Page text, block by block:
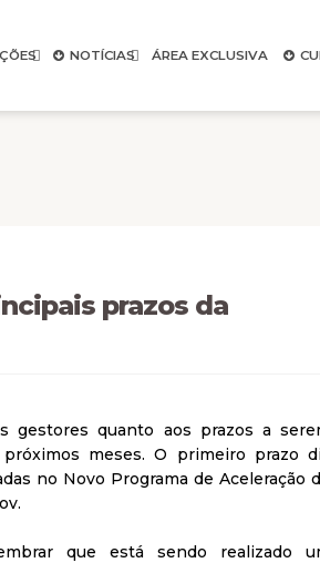
NOTÍCIAS ÁREA EXCLUSIVA
prazos da
gestores quanto aos prazos a
meses. O primeiro prazo
no Novo Programa de Aceleração
que está sendo realizado